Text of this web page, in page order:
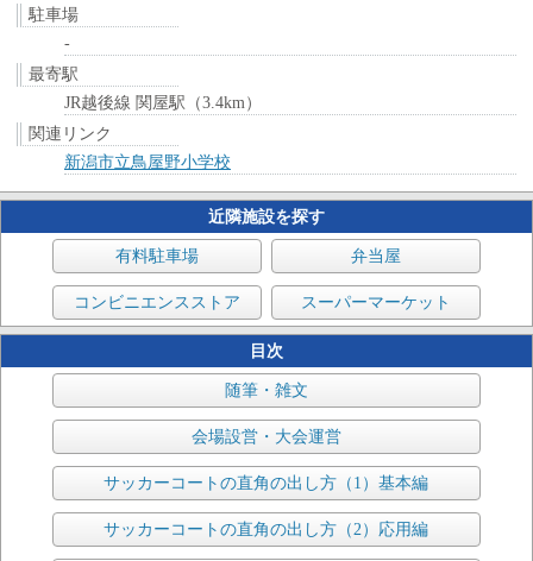
駐車場
-
最寄駅
JR越後線 関屋駅（3.4km）
関連リンク
新潟市立鳥屋野小学校
近隣施設を探す
有料駐車場 弁当屋
コンビニエンスストア スーパーマーケット
目次
随筆・雑文
会場設営・大会運営
サッカーコートの直角の出し方（1）基本編
サッカーコートの直角の出し方（2）応用編